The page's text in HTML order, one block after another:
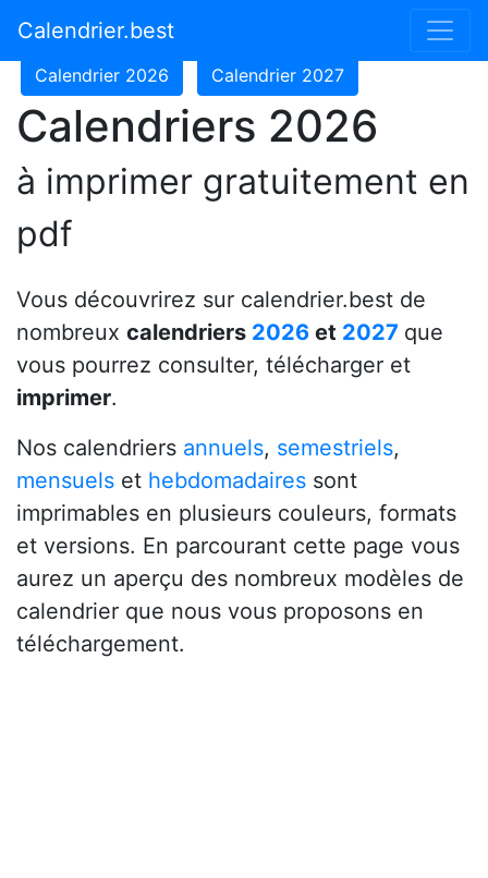
Calendrier.best
Calendrier 2024
Calendrier 2026 Calendrier 2027
Calendriers 2026
à imprimer gratuitement en
pdf
Vous découvrirez sur calendrier.best de
nombreux calendriers 2026 et 2027 que
vous pourrez consulter, télécharger et
imprimer.
Nos calendriers annuels, semestriels,
mensuels et hebdomadaires sont
imprimables en plusieurs couleurs, formats
et versions. En parcourant cette page vous
aurez un aperçu des nombreux modèles de
calendrier que nous vous proposons en
téléchargement.